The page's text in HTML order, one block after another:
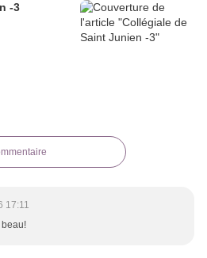
-3
17:11